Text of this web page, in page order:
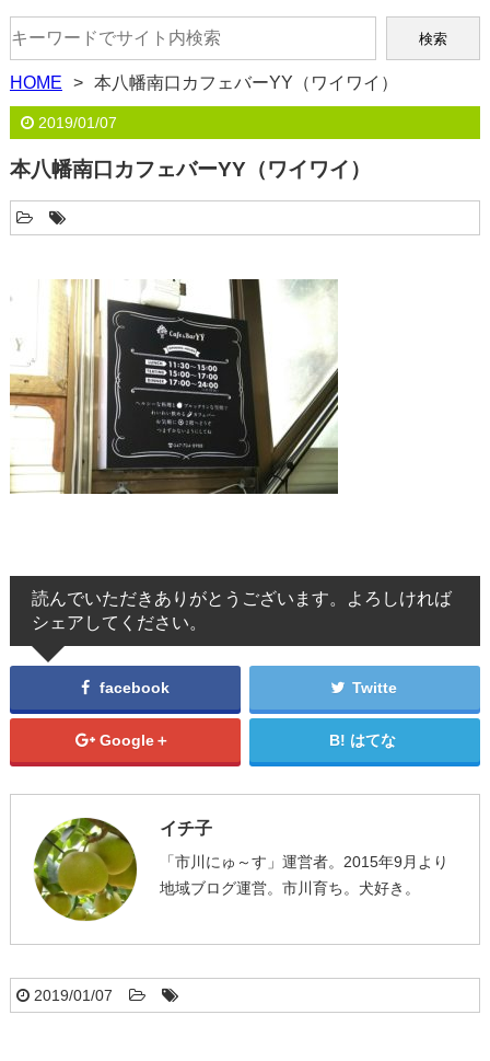
HOME 本八幡南口カフェバーYY（ワイワイ）
2019/01/07
本八幡南口カフェバーYY（ワイワイ）
読んでいただきありがとうございます。よろしければ
シェアしてください。
facebook Twitte
Google＋ はてな
イチ子
「市川にゅ～す」運営者。2015年9月より
地域ブログ運営。市川育ち。犬好き。
2019/01/07